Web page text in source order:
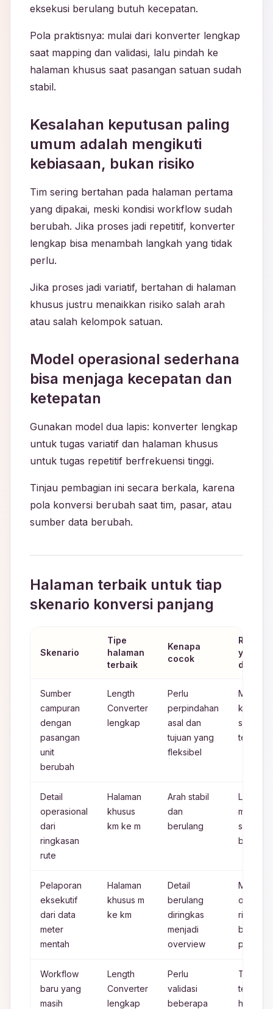
eksekusi berulang butuh kecepatan.
Pola praktisnya: mulai dari konverter lengkap
saat mapping dan validasi, lalu pindah ke
halaman khusus saat pasangan satuan sudah
stabil.
Kesalahan keputusan paling
umum adalah mengikuti
kebiasaan, bukan risiko
Tim sering bertahan pada halaman pertama
yang dipakai, meski kondisi workflow sudah
berubah. Jika proses jadi repetitif, konverter
lengkap bisa menambah langkah yang tidak
perlu.
Jika proses jadi variatif, bertahan di halaman
khusus justru menaikkan risiko salah arah
atau salah kelompok satuan.
Model operasional sederhana
bisa menjaga kecepatan dan
ketepatan
Gunakan model dua lapis: konverter lengkap
untuk tugas variatif dan halaman khusus
untuk tugas repetitif berfrekuensi tinggi.
Tinjau pembagian ini secara berkala, karena
pola konversi berubah saat tim, pasar, atau
sumber data berubah.
Halaman terbaik untuk tiap
skenario konversi panjang
Skenario
Tipe
halaman
terbaik
Kenapa
cocok
Risiko
yang
Sumber
campuran
dengan
pasangan
unit
berubah
Length
Converter
lengkap
Perlu
perpindahan
asal dan
tujuan yang
fleksibel
Memilih
salah
terburu
Detail
operasional
dari
ringkasan
rute
Halaman
khusus
km ke m
Arah stabil
dan
berulang
Lupa
saat
berubah
Pelaporan
eksekutif
dari data
meter
mentah
Halaman
khusus m
ke km
Detail
berulang
diringkas
menjadi
overview
output
butuh
presisi
Workflow
baru yang
masih
Length
Converter
lengkap
Perlu
validasi
beberapa
Terlalu
terkunci